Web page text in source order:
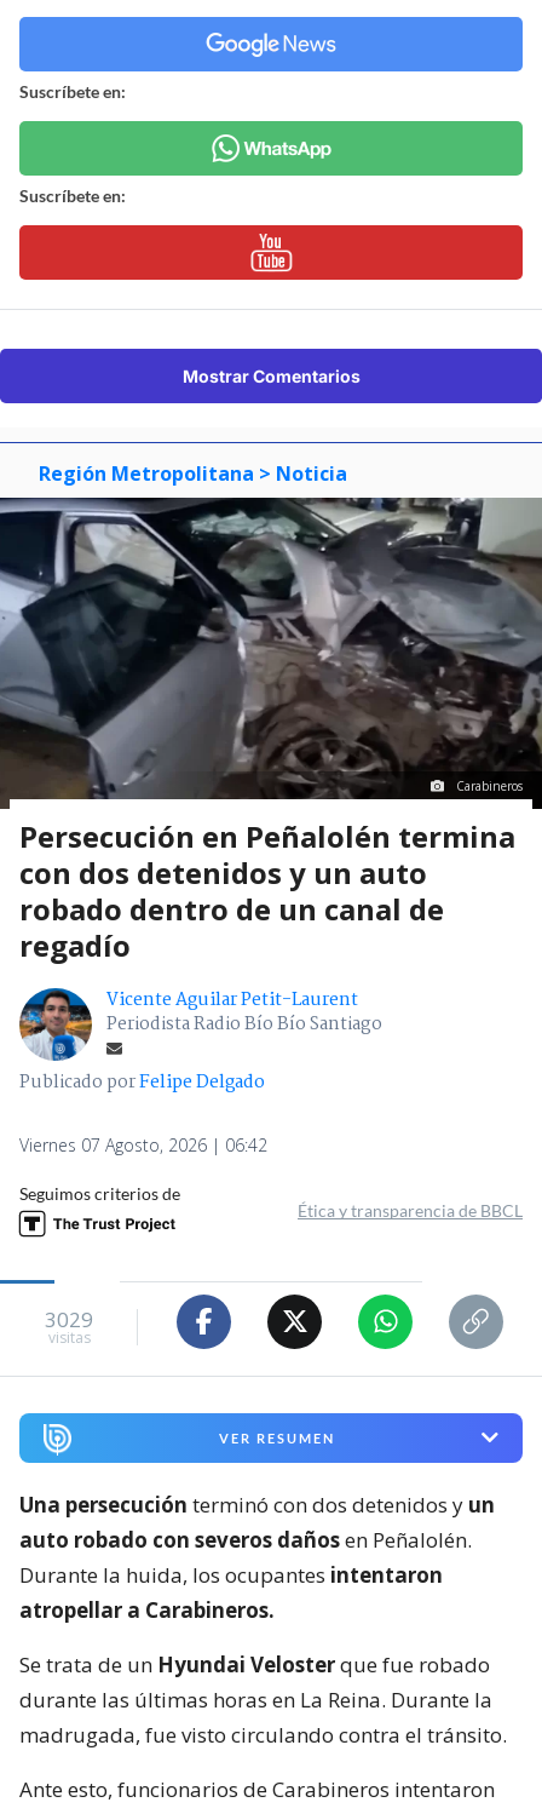
Suscríbete en:
Suscríbete en:
Mostrar Comentarios
Región Metropolitana > Noticia
Carabineros
Persecución en Peñalolén termina
con dos detenidos y un auto
robado dentro de un canal de
regadío
Vicente Aguilar Petit-Laurent
Periodista Radio Bío Bío Santiago
Publicado porFelipe Delgado
Viernes 07 Agosto, 2026 | 06:42
Seguimos criterios de
Ética y transparencia de BBCL
3029
visitas
VER RESUMEN
Una persecución terminó con dos detenidos y un
auto robado con severos dañosen Peñalolén.
Durante la huida, los ocupantes intentaron
atropellar a Carabineros.
Se trata de un Hyundai Velosterque fue robado
durante las últimas horas en La Reina. Durante la
madrugada, fue visto circulando contra el tránsito.
Ante esto, funcionarios de Carabineros intentaron